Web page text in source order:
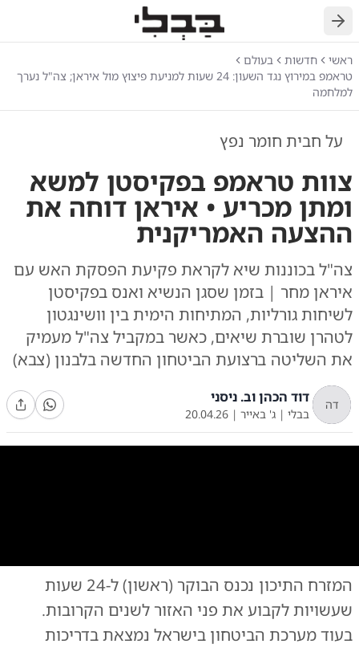
חזרה
ראשי חדשות
בעולם
טראמפ במירוץ נגד השעון: 24 שעות למניעת פיצוץ מול איראן; צה"ל נערך
למלחמה
על חבית חומר נפץ
צוות טראמפ בפקיסטן למשא
ומתן מכריע • איראן דוחה את
ההצעה האמריקנית
צה"ל בכוננות שיא לקראת פקיעת הפסקת האש עם
איראן מחר | בזמן שסגן הנשיא ואנס בפקיסטן
לשיחות גורליות, המתיחות הימית בין וושינגטון
לטהרן שוברת שיאים, כאשר במקביל צה"ל מעמיק
את השליטה ברצועת הביטחון החדשה בלבנון (צבא)
דה דוד הכהן וב. ניסני
בבלי | ג' באייר |
20.04.26
פעילות כוחות צה"ל בדרום לבנון | צילום:צילום: דובר צה"ל
המזרח התיכון נכנס הבוקר (ראשון) ל-24 שעות
שעשויות לקבוע את פני האזור לשנים הקרובות.
בעוד מערכת הביטחון בישראל נמצאת בדריכות